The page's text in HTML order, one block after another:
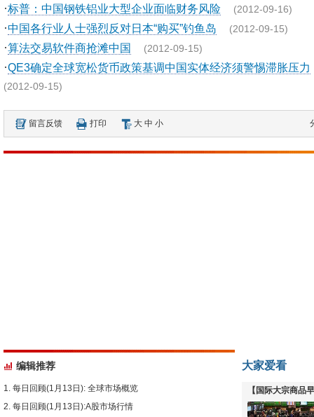
·标普：中国钢铁铝业大型企业面临财务风险 (2012-09-16)
·中国各行业人士强烈反对日本“购买”钓鱼岛 (2012-09-15)
·算法交易软件商抢滩中国 (2012-09-15)
·QE3确定全球宽松货币政策基调中国实体经济须警惕滞胀压力
(2012-09-15)
留言反馈 打印 大 中 小
编辑推荐
每日回顾(1月13日): 全球市场概览
每日回顾(1月13日):A股市场行情
大家爱看
【国际大宗商品
下跌